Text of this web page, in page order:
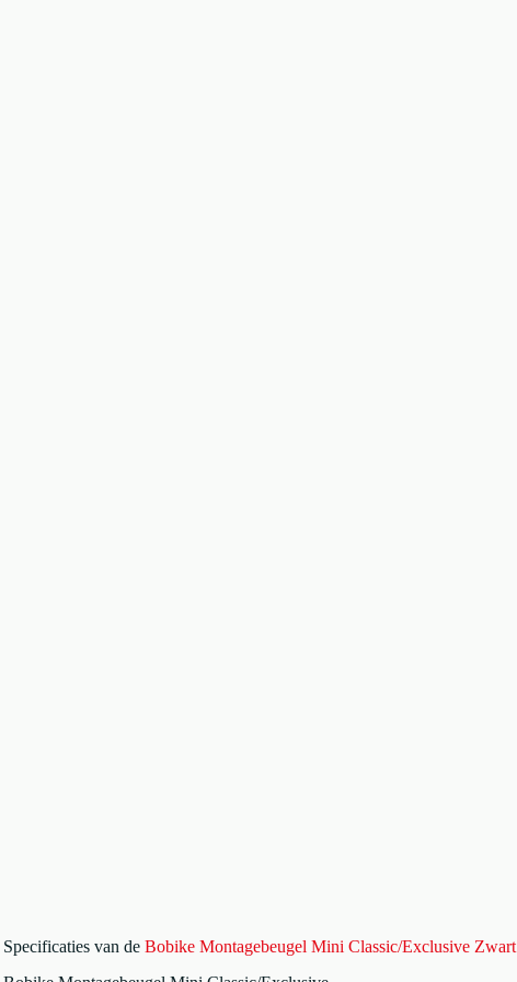
Specificaties van de Bobike Montagebeugel Mini Classic/Exclusive Zwart